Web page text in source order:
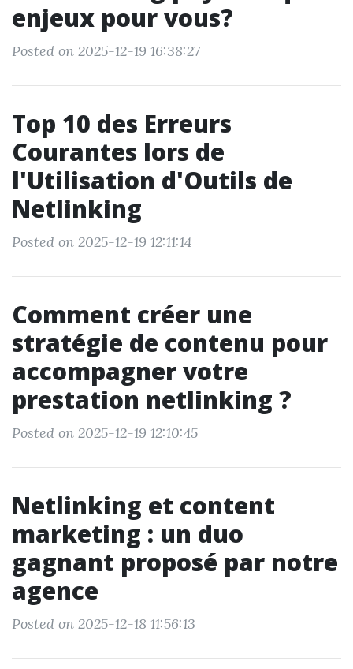
enjeux pour vous?
Posted on 2025-12-19 16:38:27
Top 10 des Erreurs
Courantes lors de
l'Utilisation d'Outils de
Netlinking
Posted on 2025-12-19 12:11:14
Comment créer une
stratégie de contenu pour
accompagner votre
prestation netlinking ?
Posted on 2025-12-19 12:10:45
Netlinking et content
marketing : un duo
gagnant proposé par notre
agence
Posted on 2025-12-18 11:56:13